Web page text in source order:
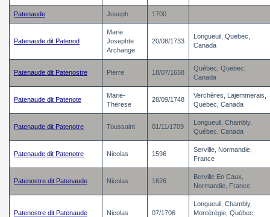
Patenaude Joseph 1700
Patenaude dit Patenod
Marie
Josephte
Archange
20/08/1733
Longueuil, Quebec,
Canada
Patenaude dit Patenostre Pierre 18/07/1658
Québec, Quebec,
Canada
Patenaude dit Patenote
Marie-
Therese
28/09/1748
Verchères, Lajemmerais,
Quebec, Canada
Patenaude dit Patenotre Toussaint 01/11/1709
Longueuil, Chambly,
Québec, Canada
Patenaude dit Patenotre Nicolas 1596
Serville, Normandie,
France
Patenostre dit Patenaude Nicolas 1626
Berville En Caux,
Normandie, France
Patenostre dit Patenaude Nicolas 07/1706
Longueuil, Chambly,
Montérégie, Québec,